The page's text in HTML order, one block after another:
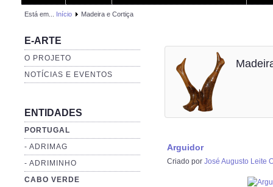
Está em... Início Madeira e Cortiça
E-ARTE
O PROJETO
NOTÍCIAS E EVENTOS
ENTIDADES
PORTUGAL
- ADRIMAG
- ADRIMINHO
CABO VERDE
Arguidor
Criado por José Augusto Leite